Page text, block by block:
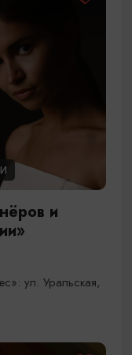
и
ул. Уральская,